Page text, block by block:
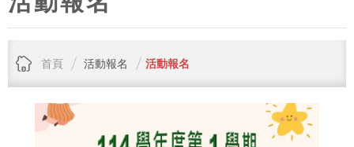
首頁 活動報名 活動報名